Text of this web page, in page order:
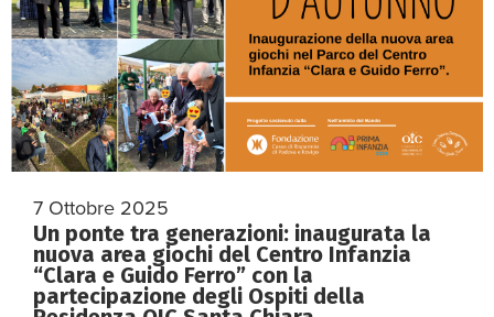
7 Ottobre 2025
Un ponte tra generazioni: inaugurata la
nuova area giochi del Centro Infanzia
“Clara e Guido Ferro” con la
partecipazione degli Ospiti della